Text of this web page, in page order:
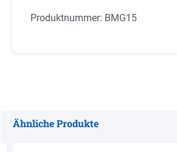
Produktnummer: BMG15
Ähnliche Produkte